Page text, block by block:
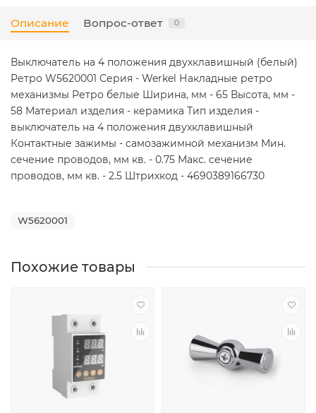
Описание Вопрос-ответ 0
Выключатель на 4 положения двухклавишный (белый)
Ретро W5620001 Серия - Werkel Накладные ретро
механизмы Ретро белые Ширина, мм - 65 Высота, мм -
58 Материал изделия - керамика Тип изделия -
выключатель на 4 положения двухклавишный
Контактные зажимы - самозажимной механизм Мин.
сечение проводов, мм кв. - 0.75 Макс. сечение
проводов, мм кв. - 2.5 Штрихкод - 4690389166730
W5620001
Похожие товары